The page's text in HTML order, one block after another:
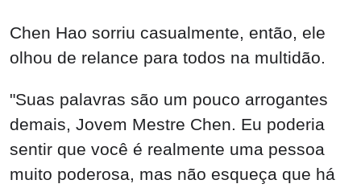
Chen Hao sorriu casualmente, então, ele
olhou de relance para todos na multidão.
"Suas palavras são um pouco arrogantes
demais, Jovem Mestre Chen. Eu poderia
sentir que você é realmente uma pessoa
muito poderosa, mas não esqueça que há